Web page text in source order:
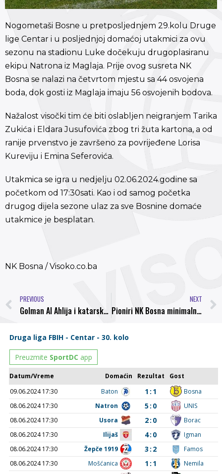
Nogometaši Bosne u pretposljednjem 29.kolu Druge
lige Centar i u posljednjoj domaćoj utakmici za ovu
sezonu na stadionu Luke dočekuju drugoplasiranu
ekipu Natrona iz Maglaja. Prije ovog susreta NK
Bosna se nalazi na četvrtom mjestu sa 44 osvojena
boda, dok gosti iz Maglaja imaju 56 osvojenih bodova.
Nažalost visočki tim će biti oslabljen neigranjem Tarika
Zukića i Eldara Jusufovića zbog tri žuta kartona, a od
ranije prvenstvo je završeno za povrijeđene Lorisa
Kureviju i Emina Seferovića.
Utakmica se igra u nedjelju 02.06.2024.godine sa
početkom od 17:30sati. Kao i od samog početka
drugog dijela sezone ulaz za sve Bosnine domaće
utakmice je besplatan.
NK Bosna / Visoko.co.ba
PREVIOUS
Golman Al Ahlija i katarske reprezentacije poklonio rukavice golmanu NK Bosna Tariku Šukriji
NEXT
Pioniri NK Bosna minimalno poraženi u prvoj utakmici finala u Zavidovićima